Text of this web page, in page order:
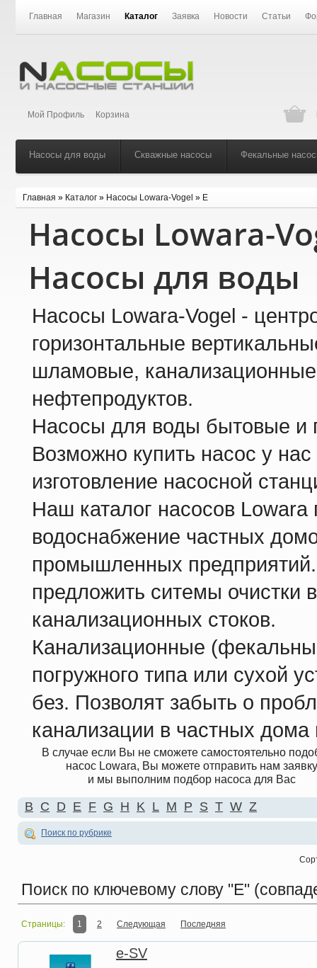
Главная Магазин Каталог Заявка Новости Статьи
Мой Профиль Корзина
Насосы для воды Скважные насосы Фекальные
Главная » Каталог » Насосы Lowara-Vogel » E
Насосы Lowara-
Насосы для воды
Насосы Lowara-Vogel -
горизонтальные
шламовые,
нефтепродуктов.
Насосы для воды бытовые
Возможно купить насос у нас
изготовление насосной
Наш каталог насосов Lowara
водоснабжение частных
промышленных
предложить ситемы очистки
канализационных стоков.
Канализационные
погружного типа или сухой
без. Позволят забыть о
канализации в частных дома
В случае если Вы не сможете самостоятельно
насос Lowara, Вы можете отправить нам заявку
и мы выполним подбор насоса для Вас
B C D E F G H K L M P S T W Z
Поиск по рубрике
Поиск по ключевому слову "E"
Страницы: 1 2 Следующая Последняя
e-SV